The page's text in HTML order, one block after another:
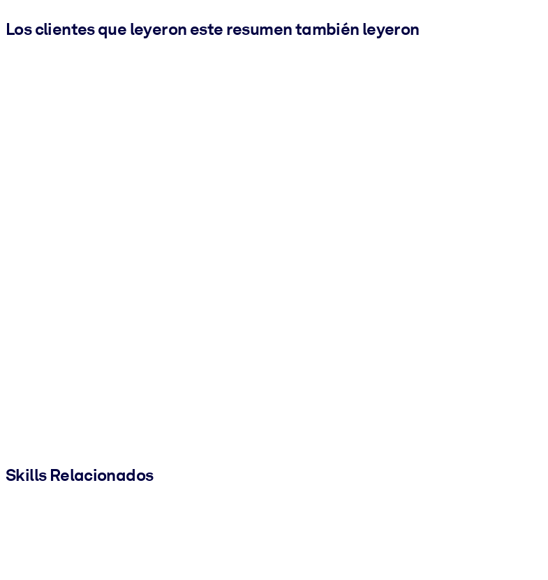
Los clientes que leyeron este resumen también leyeron
Skills Relacionados